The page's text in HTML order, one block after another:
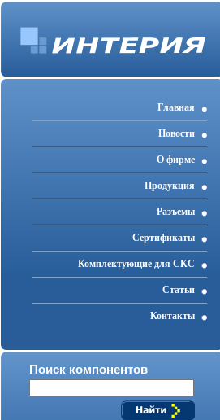
Главная
Новости
О фирме
Продукция
Разъемы
Cертификаты
Комплектующие для СКС
Статьи
Контакты
Поиск компонентов